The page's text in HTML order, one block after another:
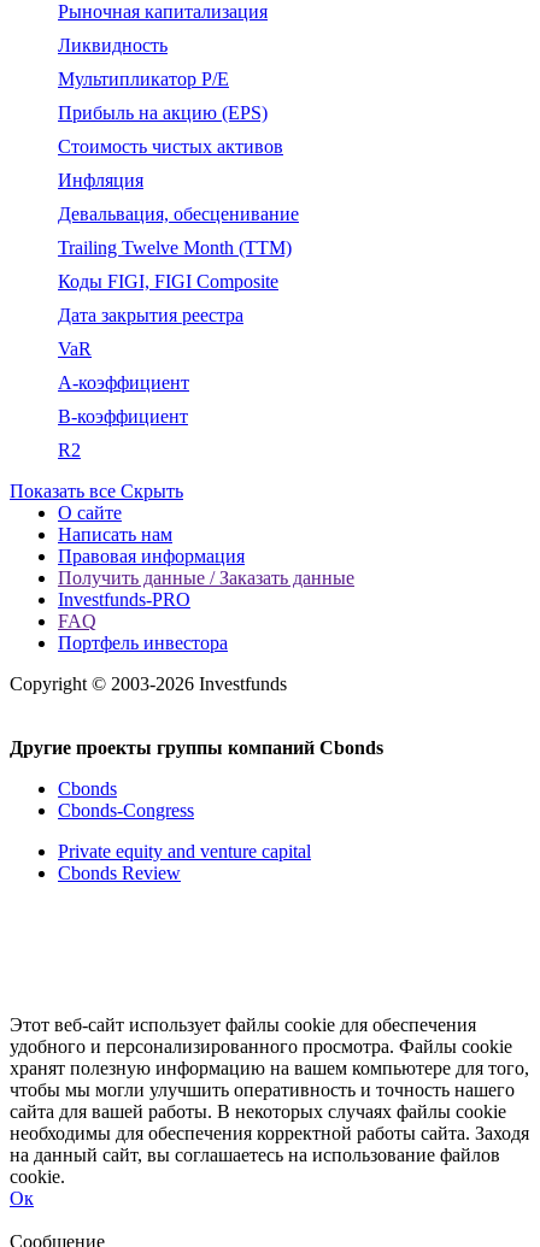
Рыночная капитализация
Ликвидность
Мультипликатор P/E
Прибыль на акцию (EPS)
Стоимость чистых активов
Инфляция
Девальвация, обесценивание
Trailing Twelve Month (TTM)
Коды FIGI, FIGI Composite
Дата закрытия реестра
VaR
A-коэффициент
B-коэффициент
R2
Показать все Скрыть
О сайте
Написать нам
Правовая информация
Получить данные / Заказать данные
Investfunds-PRO
FAQ
Портфель инвестора
Copyright © 2003-2026 Investfunds
Другие проекты группы компаний Cbonds
Cbonds
Cbonds-Congress
Private equity and venture capital
Cbonds Review
Этот веб-сайт использует файлы cookie для обеспечения
удобного и персонализированного просмотра. Файлы cookie
хранят полезную информацию на вашем компьютере для того,
чтобы мы могли улучшить оперативность и точность нашего
сайта для вашей работы. В некоторых случаях файлы cookie
необходимы для обеспечения корректной работы сайта. Заходя
на данный сайт, вы соглашаетесь на использование файлов
cookie.
Ок
Сообщение